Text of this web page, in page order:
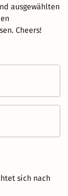
ausgewählten
Cheers!
sich nach